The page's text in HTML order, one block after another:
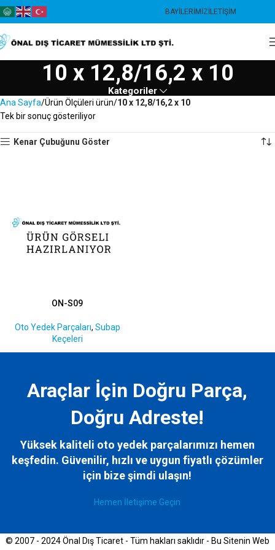
BAYILERIMIZİLETIŞIM
10 x 12,8/16,2 x 10
Kategoriler
Ana Sayfa Ürün Ölçüleri ürün 10 x 12,8/16,2 x 10
Tek bir sonuç gösteriliyor
Kenar Çubuğunu Göster
ON-S09
Oto Yedek Parçaları, Subap
Keçeleri
Araçlar İçin Doğru Parça,
Doğru Adreste!
Yüksek kaliteli oto yedek parçalarımızı hemen
keşfedin. Güvenilir, hızlı ve uygun fiyatlı çözümler
için bizeşimdi ulaşın!
Hemen İletişime Geçin
© 2007 - 2024 Önal Dış Ticaret - Tüm hakları saklıdır - Bu Sitenin Web